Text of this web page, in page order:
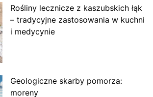
Rośliny lecznicze z kaszubskich łąk
– tradycyjne zastosowania w kuchni
i medycynie
Geologiczne skarby pomorza:
moreny